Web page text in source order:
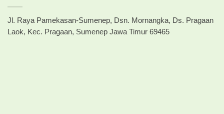
Jl. Raya Pamekasan-Sumenep, Dsn. Mornangka, Ds. Pragaan
Laok, Kec. Pragaan, Sumenep Jawa Timur 69465